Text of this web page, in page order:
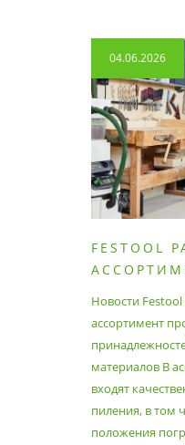
04.06.2026
FESTOOL
Новости
ассортимент
материалов В
входят
пиления, в том
положения